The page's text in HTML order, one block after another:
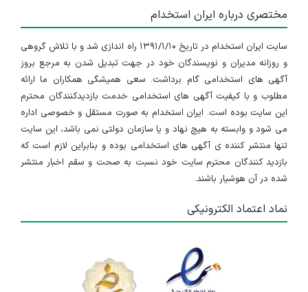
مختصری درباره ایران استخدام
سایت ایران استخدام در تاریخ ۱۳۹۱/۱/۱۰ راه اندازی شد و با تلاش گروهی
و روزانه مدیران و نویسندگان خود در جهت تبدیل شدن به مرجع بروز
آگهی های استخدامی گام برداشت. سعی همیشگی همکاران ما ارائه
مطلوب و با کیفیت آگهی های استخدامی خدمت بازدیدکنندگان محترم
این سایت بوده است. ایران استخدام به صورت مستقل و خصوصی اداره
می شود و وابسته به هیچ نهاد و یا سازمان دولتی نمی باشد، این سایت
تنها منتشر کننده ی آگهی های استخدامی بوده و بنابراین لازم است که
بازدید کنندگان محترم سایت خود نسبت به صحت و سقم اخبار منتشر
شده در آن هوشیار باشند.
نماد اعتماد الکترونیکی